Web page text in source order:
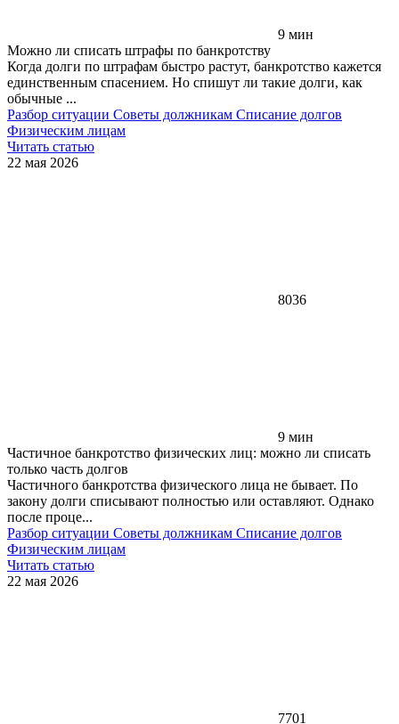
9 мин
Можно ли списать штрафы по банкротству
Когда долги по штрафам быстро растут, банкротство кажется
единственным спасением. Но спишут ли такие долги, как
обычные ...
Разбор ситуации Советы должникам Списание долгов
Физическим лицам
Читать статью
22 мая 2026
8036
9 мин
Частичное банкротство физических лиц: можно ли списать
только часть долгов
Частичного банкротства физического лица не бывает. По
закону долги списывают полностью или оставляют. Однако
после проце...
Разбор ситуации Советы должникам Списание долгов
Физическим лицам
Читать статью
22 мая 2026
7701